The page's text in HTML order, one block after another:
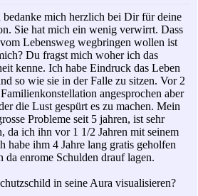
mich herzlich bei Dir für deine
Sie hat mich ein wenig verwirrt. Dass
Lebensweg wegbringen wollen ist
Du fragst mich woher ich das
kenne. Ich habe Eindruck das Leben
so wie sie in der Falle zu sitzen. Vor 2
angesprochen aber
die Lust gespürt es zu machen. Mein
Probleme seit 5 jahren, ist sehr
da ich ihn vor 1 1/2 Jahren mit seinem
habe ihm 4 Jahre lang gratis geholfen
da enrome Schulden drauf lagen.
in seine Aura visualisieren?